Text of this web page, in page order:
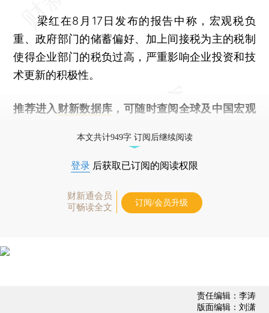
梁红在8月17日发布的报告中称，宏观税负
重、政府部门的储蓄偏好、加上间接税为主的税制
使得企业部门的税负过高，严重影响企业投资和技
术更新的积极性。
推荐进入 财新数据库 ，可随时查阅全球及中国宏观
本文共计949字 订阅后继续阅读
登录 后获取已订阅的阅读权限
财新通会员
可畅读全文
订阅/会员升级
责任编辑：李涛
版面编辑：刘潇